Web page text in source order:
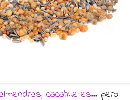
cacahuetes… pero